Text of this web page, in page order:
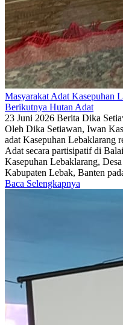
Masyarakat Adat Kasepuhan
Berikutnya Hutan Adat
23 Juni 2026 Berita Dika
Oleh Dika Setiawan, Iwan
adat Kasepuhan Lebaklarang
Adat secara partisipatif di
Kasepuhan Lebaklarang,
Kabupaten Lebak, Banten
Baca Selengkapnya